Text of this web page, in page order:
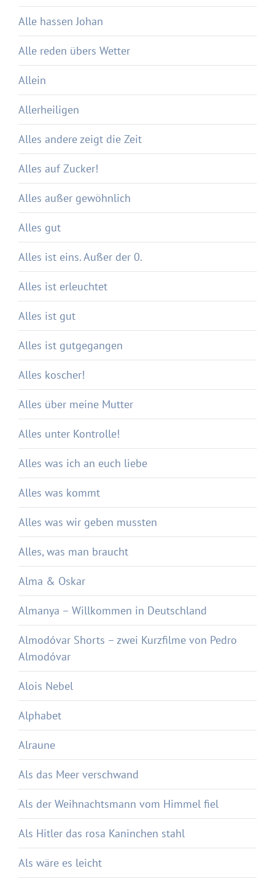
Alle hassen Johan
Alle reden übers Wetter
Allein
Allerheiligen
Alles andere zeigt die Zeit
Alles auf Zucker!
Alles außer gewöhnlich
Alles gut
Alles ist eins. Außer der 0.
Alles ist erleuchtet
Alles ist gut
Alles ist gutgegangen
Alles koscher!
Alles über meine Mutter
Alles unter Kontrolle!
Alles was ich an euch liebe
Alles was kommt
Alles was wir geben mussten
Alles, was man braucht
Alma & Oskar
Almanya – Willkommen in Deutschland
Almodóvar Shorts – zwei Kurzfilme von Pedro
Almodóvar
Alois Nebel
Alphabet
Alraune
Als das Meer verschwand
Als der Weihnachtsmann vom Himmel fiel
Als Hitler das rosa Kaninchen stahl
Als wäre es leicht